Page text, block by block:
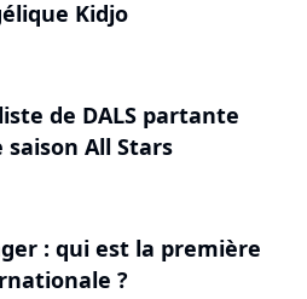
Kidjo
de DALS partante
saison All Stars
: qui est la première
?